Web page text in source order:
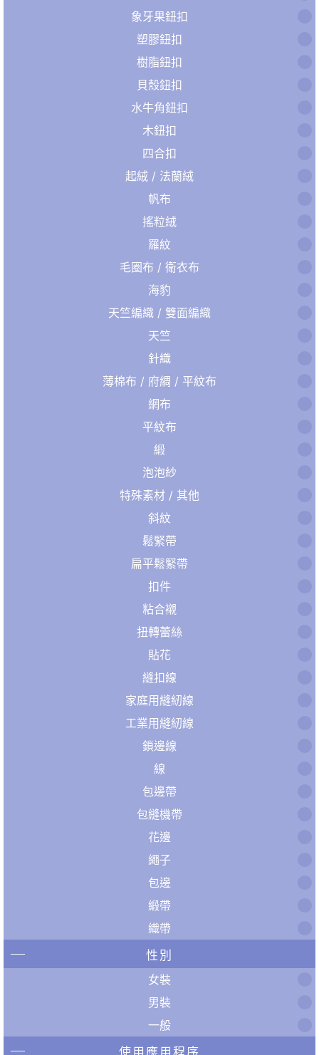
象牙果鈕扣
塑膠鈕扣
樹脂鈕扣
貝殼鈕扣
水牛角鈕扣
木鈕扣
四合扣
起絨 / 法蘭絨
帆布
搖粒絨
羅紋
毛圈布 / 衛衣布
海豹
天竺編織 / 雙面編織
天竺
針織
薄棉布 / 府綢 / 平紋布
網布
平紋布
緞
泡泡紗
特殊素材 / 其他
斜紋
鬆緊帶
扁平鬆緊帶
扣件
粘合襯
扭轉蕾絲
貼花
縫扣線
家庭用縫紉線
工業用縫紉線
鎖邊線
線
包邊帶
包縫機帶
花邊
繩子
包邊
緞帶
織帶
性別
女裝
男裝
一般
使用應用程序